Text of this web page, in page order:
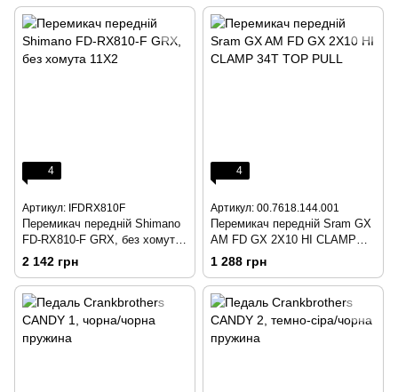
4
Артикул: IFDRX810F
Перемикач передній Shimano
FD-RX810-F GRX, без хомута
11Х2
2 142 грн
4
Артикул: 00.7618.144.001
Перемикач передній Sram GX
AM FD GX 2X10 HI CLAMP
34T TOP PULL
1 288 грн